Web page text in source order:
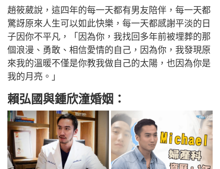
趙筱葳說，這四年的每一天都有男友陪伴，每一天都
驚訝原來人生可以如此快樂，每一天都感謝平淡的日
子因你不平凡，「因為你，我找回多年前被埋葬的那
個浪漫、勇敢、相信愛情的自己，因為你，我發現原
來我的溫暖不僅是你教我做自己的太陽，也因為你是
我的月亮。」
賴弘國與鍾欣潼婚姻：